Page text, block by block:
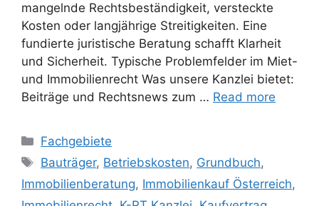
mangelnde Rechtsbeständigkeit, versteckte
Kosten oder langjährige Streitigkeiten. Eine
fundierte juristische Beratung schafft Klarheit
und Sicherheit. Typische Problemfelder im Miet-
und Immobilienrecht Was unsere Kanzlei bietet:
Beiträge und Rechtsnews zum … Read more
Fachgebiete
Bauträger, Betriebskosten, Grundbuch,
Immobilienberatung, Immobilienkauf Österreich,